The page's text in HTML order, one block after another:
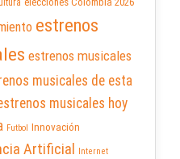
estrenos
estrenos musicales
musicales de esta
musicales hoy
Futbol Innovación
Artificial
Internet